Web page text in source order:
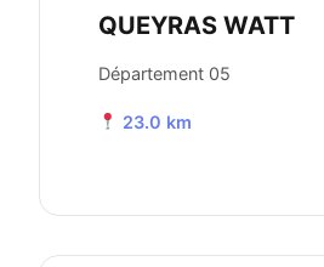
QUEYRAS WATT
Département 05
23.0 km